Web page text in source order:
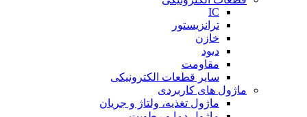
IC
ترانزیستور
خازن
دیود
مقاومت
سایر قطعات الکترونیکی
ماژول های کاربردی
ماژول تغذیه، ولتاژ و جریان